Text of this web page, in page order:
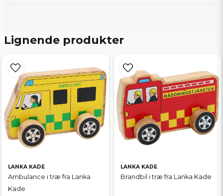
Lignende produkter
LANKA KADE
Ambulance i træ fra Lanka
Kade
LANKA KADE
Brandbil i træ fra Lanka Kade